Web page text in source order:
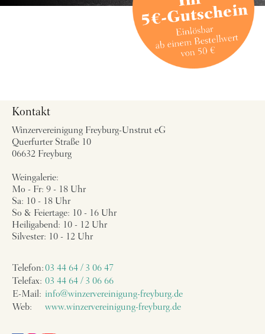
Kontakt
Winzervereinigung Freyburg-Unstrut eG
Querfurter Straße 10
06632 Freyburg
Weingalerie:
Mo - Fr: 9 - 18 Uhr
Sa: 10 - 18 Uhr
So & Feiertage: 10 - 16 Uhr
Heiligabend: 10 - 12 Uhr
Silvester: 10 - 12 Uhr
Telefon:03 44 64 / 3 06 47
Telefax: 03 44 64 / 3 06 66
E-Mail: info@winzervereinigung-freyburg.de
Web:
www.winzervereinigung-freyburg.de